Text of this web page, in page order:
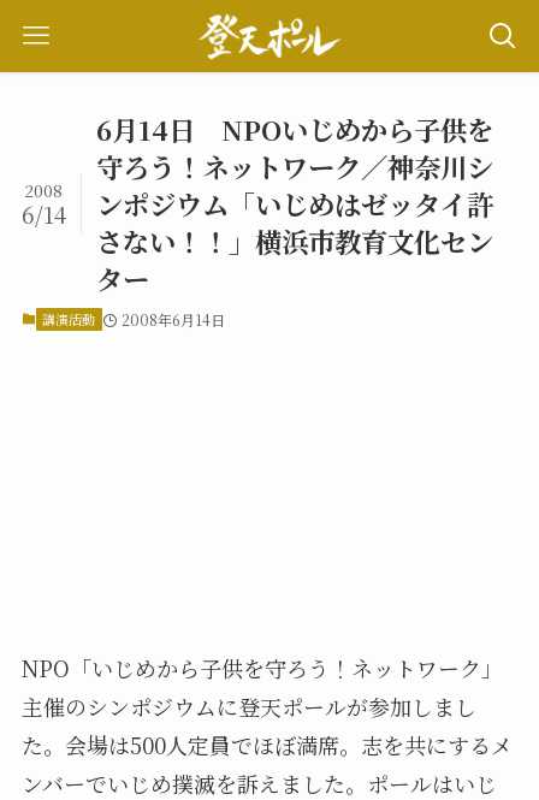
6月14日 NPOいじめから子供を
守ろう！ネットワーク／神奈川シ
ンポジウム「いじめはゼッタイ許
さない！！」横浜市教育文化セン
ター
2008
6/14
講演活動 2008年6月14日
NPO「いじめから子供を守ろう！ネットワーク」
主催のシンポジウムに登天ポールが参加しまし
た。会場は500人定員でほぼ満席。志を共にするメ
ンバーでいじめ撲滅を訴えました。ポールはいじ